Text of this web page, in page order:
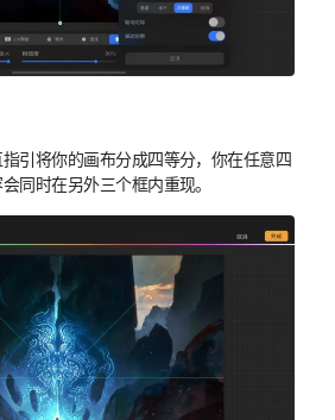
引将你的画布分成四等分，你在任意四
同时在另外三个框内重现。